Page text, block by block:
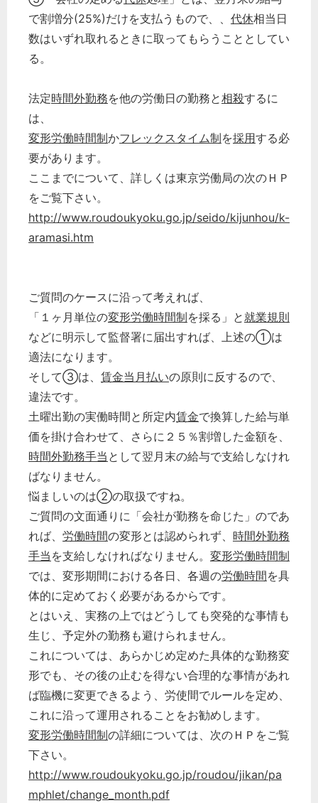
で割増分(25%)だけを支払うもので、、 代休相当日
数はいずれ取れるときに取ってもらうこととしてい
る。
法定時間外勤務を他の労働日の勤務と相殺するに
は、
変形労働時間制かフレックスタイム制を採用する必
要があります。
ここまでについて、詳しくは東京労働局の次のＨＰ
をご覧下さい。
http://www.roudoukyoku.go.jp/seido/kijunhou/k-
aramasi.htm
ご質問のケースに沿って考えれば、
「１ヶ月単位の変形労働時間制を採る」と就業規則
などに明示して監督署に届出すれば、上述の①は
適法になります。
そして③は、 賃金当月払いの原則に反するので、
違法です。
土曜出勤の実働時間と所定内賃金で換算した給与単
価を掛け合わせて、さらに２５％割増した金額を、
時間外勤務手当 として翌月末の給与で支給しなけれ
ばなりません。
悩ましいのは②の取扱ですね。
ご質問の文面通りに「会社が勤務を命じた」のであ
れば、 労働時間の変形とは認められず、 時間外勤務
手当 を支給しなければなりません。 変形労働時間制
では、変形期間における各日、各週の労働時間を具
体的に定めておく必要があるからです。
とはいえ、実務の上ではどうしても突発的な事情も
生じ、予定外の勤務も避けられません。
これについては、あらかじめ定めた具体的な勤務変
形でも、その後の止むを得ない合理的な事情があれ
ば臨機に変更できるよう、労使間でルールを定め、
これに沿って運用されることをお勧めします。
変形労働時間制の詳細については、次のＨＰをご覧
下さい。
http://www.roudoukyoku.go.jp/roudou/jikan/pa
mphlet/change_month.pdf